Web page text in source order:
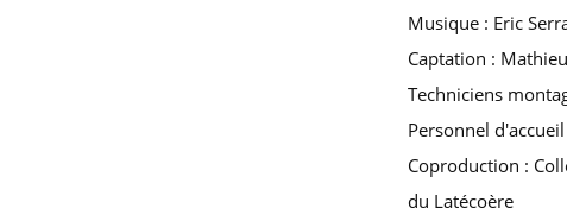
Musique : Eric
Captation :
Techniciens
Personnel
Coproduction :
du Latécoère